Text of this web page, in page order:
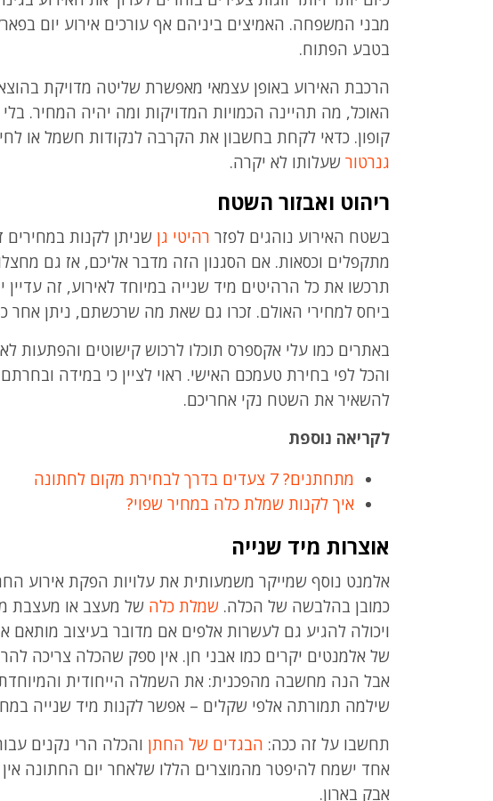
מבני המשפחה. האמיצים ביניהם אף עורכים אירוע יום
בטבע הפתוח.
הרכבת האירוע באופן עצמאי מאפשרת שליטה מדויקת
האוכל, מה תהיינה הכמויות המדויקות ומה יהיה המחיר.
קופון. כדאי לקחת בחשבון את הקרבה לנקודות חשמל או
גנרטורשעלותו לא יקרה.
ריהוט ואבזור השטח
בשטח האירוע נוהגים לפזר רהיטי גן שניתן לקנות במחירים
מתקפלים וכסאות. אם הסגנון הזה מדבר אליכם, אז גם
תרכשו את כל הרהיטים מיד שנייה במיוחד לאירוע, זה
ביחס למחירי האולם. זכרו גם שאת מה שרכשתם, ניתן אחר
באתרים כמו עלי אקספרס תוכלו לרכוש קישוטים והפתעות
והכל לפי בחירת טעמכם האישי. ראוי לציין כי במידה
להשאיר את השטח נקי אחריכם.
לקריאה נוספת
מתחתנים? 7 צעדים בדרך לבחירת מקום לחתונה
איך לקנות שמלת כלה במחיר שפוי?
אוצרות מיד שנייה
אלמנט נוסף שמייקר משמעותית את עלויות הפקת אירוע
כמובן בהלבשה של הכלה. שמלת כלה של מעצב או מעצבת
ויכולה להגיע גם לעשרות אלפים אם מדובר בעיצוב מותאם
של אלמנטים יקרים כמו אבני חן. אין ספק שהכלה צריכה
אבל הנה מחשבה מהפכנית: את השמלה הייחודית
שילמה תמורתה אלפי שקלים – אפשר לקנות מיד שנייה
תחשבו על זה ככה: הבגדים של החתן והכלה הרי נקנים
אחד ישמח להיפטר מהמוצרים הללו שלאחר יום החתונה
אבק בארון.